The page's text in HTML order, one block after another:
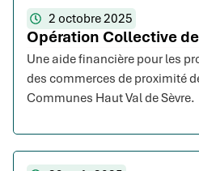
2 octobre 2025
Opération Collective
Une aide financière pour les
des commerces de proximité
Communes Haut Val de Sèvre.